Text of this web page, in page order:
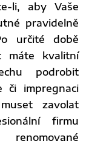
li, aby Vaše
pravidelně
určité době
máte kvalitní
podrobit
či impregnaci
zavolat
firmu